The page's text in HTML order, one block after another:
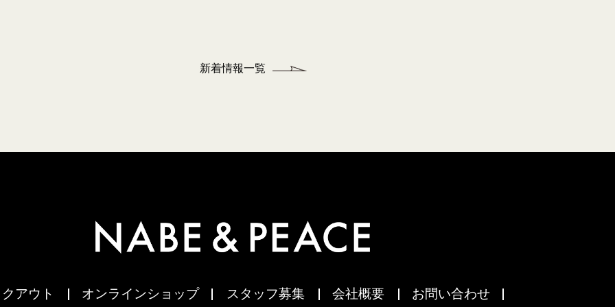
新着情報一覧
アウト オンラインショップ スタッフ募集 会社概要 お問い合わせ